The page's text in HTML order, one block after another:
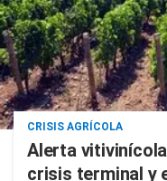
CRISIS AGRÍCOLA
Alerta
crisis terminal y